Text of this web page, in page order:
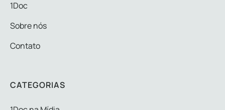
1Doc
Sobre nós
Contato
CATEGORIAS